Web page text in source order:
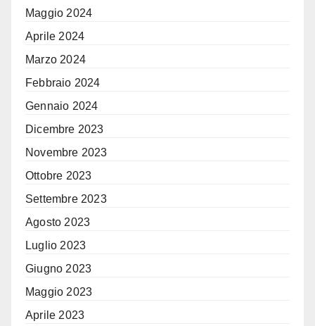
Maggio 2024
Aprile 2024
Marzo 2024
Febbraio 2024
Gennaio 2024
Dicembre 2023
Novembre 2023
Ottobre 2023
Settembre 2023
Agosto 2023
Luglio 2023
Giugno 2023
Maggio 2023
Aprile 2023